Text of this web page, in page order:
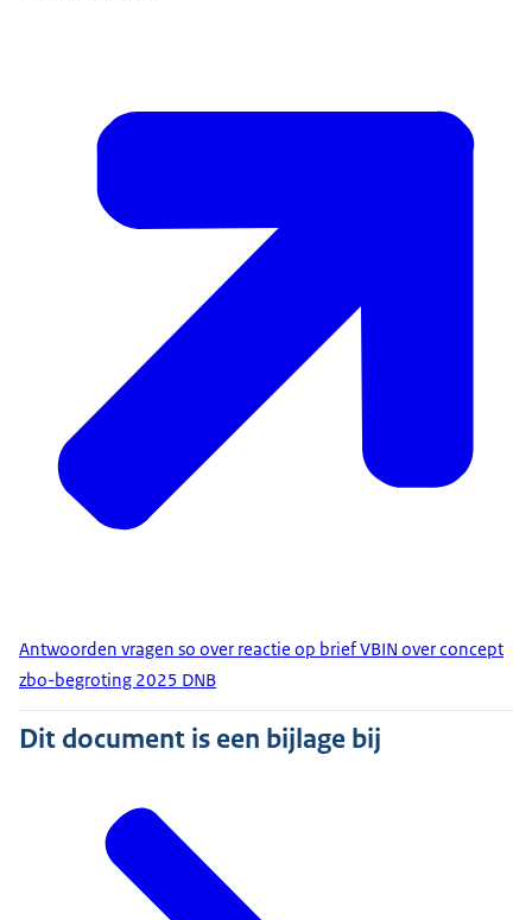
Antwoorden vragen so over reactie op brief VBIN over concept
zbo-begroting 2025 DNB
Dit document is een bijlage bij